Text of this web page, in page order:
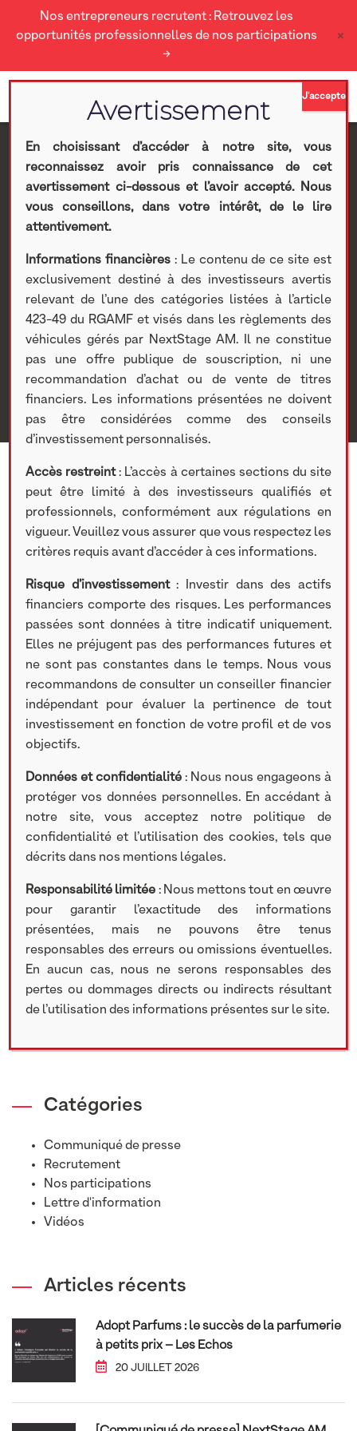
Nos entrepreneurs recrutent : Retrouvez les
opportunités professionnelles de nos participations
→
×
Groupe O2i – Rapport
de gestion 2020
incluant le RGE
Nextstage AM> Actualités Nextstage AM >Nos
participations
> Investissements cotés >
Participations
> Groupe O2i – Rapport de gestion 2020 incluant
le RGE
PARTICIPATIONS COTÉES
Retrouvez cette actualité sur :
https://www.zonebourse.com/cours/action/O2I-
168589/actualite/O2i-nbsp-Groupe-O2i-Rapport-
de-gestion-2020-incluant-le-RGE-33096928/
Partager cet article
Rechercher
Search
Catégories
Communiqué de presse
Recrutement
Nos participations
Lettre d'information
Vidéos
Articles récents
Adopt Parfums : le succès de la parfumerie
à petits prix – Les Echos
20 JUILLET 2026
En choisissant d’accéder à notre site, vous
reconnaissez avoir pris connaissance de cet
avertissement ci-dessous et l’avoir accepté. Nous
vous conseillons, dans votre intérêt, de le lire
attentivement.
Informations financières : Le contenu de ce site est
exclusivement destiné à des investisseurs avertis
relevant de l’une des catégories listées à l’article
423-49 du RGAMF et visés dans les règlements des
véhicules gérés par NextStage AM. Il ne constitue
pas une offre publique de souscription, ni une
recommandation d’achat ou de vente de titres
financiers. Les informations présentées ne doivent
pas être considérées comme des conseils
d’investissement personnalisés.
Accès restreint: L’accès à certaines sections du site
peut être limité à des investisseurs qualifiés et
professionnels, conformément aux régulations en
vigueur. Veuillez vous assurer que vous respectez les
critères requis avant d’accéder à ces informations.
Risque d’investissement: Investir dans des actifs
financiers comporte des risques. Les performances
passées sont données à titre indicatif uniquement.
Elles ne préjugent pas des performances futures et
ne sont pas constantes dans le temps. Nous vous
recommandons de consulter un conseiller financier
indépendant pour évaluer la pertinence de tout
investissement en fonction de votre profil et de vos
objectifs.
Données et confidentialité : Nous nous engageons à
protéger vos données personnelles. En accédant à
notre site, vous acceptez notre politique de
confidentialité et l’utilisation des cookies, tels que
décrits dans nos mentions légales.
Responsabilité limitée : Nous mettons tout en œuvre
pour garantir l’exactitude des informations
présentées, mais ne pouvons être tenus
responsables des erreurs ou omissions éventuelles.
En aucun cas, nous ne serons responsables des
pertes ou dommages directs ou indirects résultant
de l’utilisation des informations présentes sur le site.